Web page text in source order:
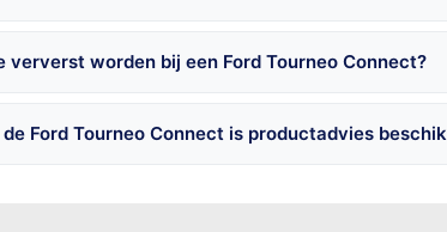
ververst worden bij een Ford Tourneo Connect?
Ford Tourneo Connect is productadvies